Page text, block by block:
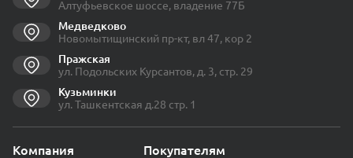
Алтуфьевское шоссе, владение 77Б
Медведково
Новомытищинский пр-кт, вл 47, кор 2
Пражская
ул. Подольских Курсантов, д. 3, стр. 29
Кузьминки
ул. Ташкентская д.28 стр. 1
Компания Покупателям